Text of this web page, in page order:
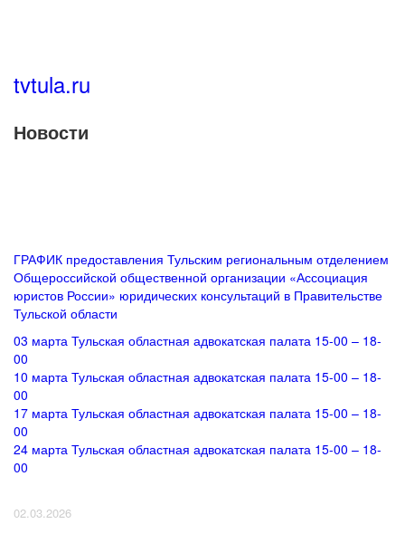
tvtula.ru
Новости
ГРАФИК предоставления Тульским региональным отделением
Общероссийской общественной организации «Ассоциация
юристов России» юридических консультаций в Правительстве
Тульской области
03 марта Тульская областная адвокатская палата 15-00 – 18-
00
10 марта Тульская областная адвокатская палата 15-00 – 18-
00
17 марта Тульская областная адвокатская палата 15-00 – 18-
00
24 марта Тульская областная адвокатская палата 15-00 – 18-
00
02.03.2026